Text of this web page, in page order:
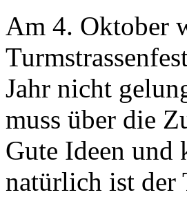
Am 4. Oktober
Jahr nicht
muss über die
Gute Ideen
natürlich ist